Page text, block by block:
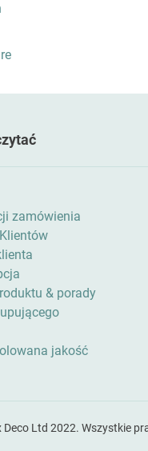
zamówienia
& porady
jakość
Deco Ltd 2022. Wszystkie